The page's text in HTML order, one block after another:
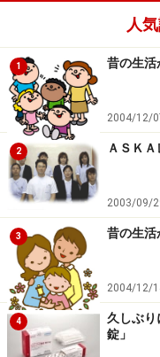
はカラダにあるツボ
バランスを回復する
また、多くの鍼灸院
直しも行っていきま
ラダを温めれば不妊は
ひご参考にしていた
多様な日本の
法やレーザー鍼
日本での鍼灸の歴史
は鍼管の発明や目の
人
1 昔の生活
2004/12/
2 ＡＳＫＡ
2003/09/
3 昔の生活
2004/12/
4
久しぶり
錠」